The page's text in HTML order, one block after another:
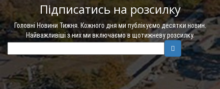
Підписатись на розсилку
Головні Новини Тижня. Кожного дня ми публікуємо десятки новин.
Найважливіші з них ми включаємо в щотижневу розсилку.